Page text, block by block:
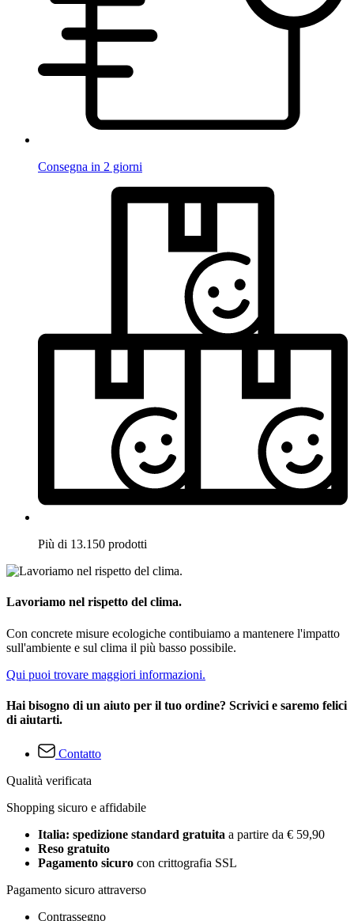
Consegna in 2 giorni
Più di 13.150 prodotti
Lavoriamo nel rispetto del clima.
Con concrete misure ecologiche contibuiamo a mantenere l'impatto
sull'ambiente e sul clima il più basso possibile.
Qui puoi trovare maggiori informazioni.
Hai bisogno di un aiuto per il tuo ordine? Scrivici e saremo felici
di aiutarti.
Contatto
Qualità verificata
Shopping sicuro e affidabile
Italia: spedizione standard gratuita a partire da € 59,90
Reso gratuito
Pagamento sicuro con crittografia SSL
Pagamento sicuro attraverso
Contrassegno